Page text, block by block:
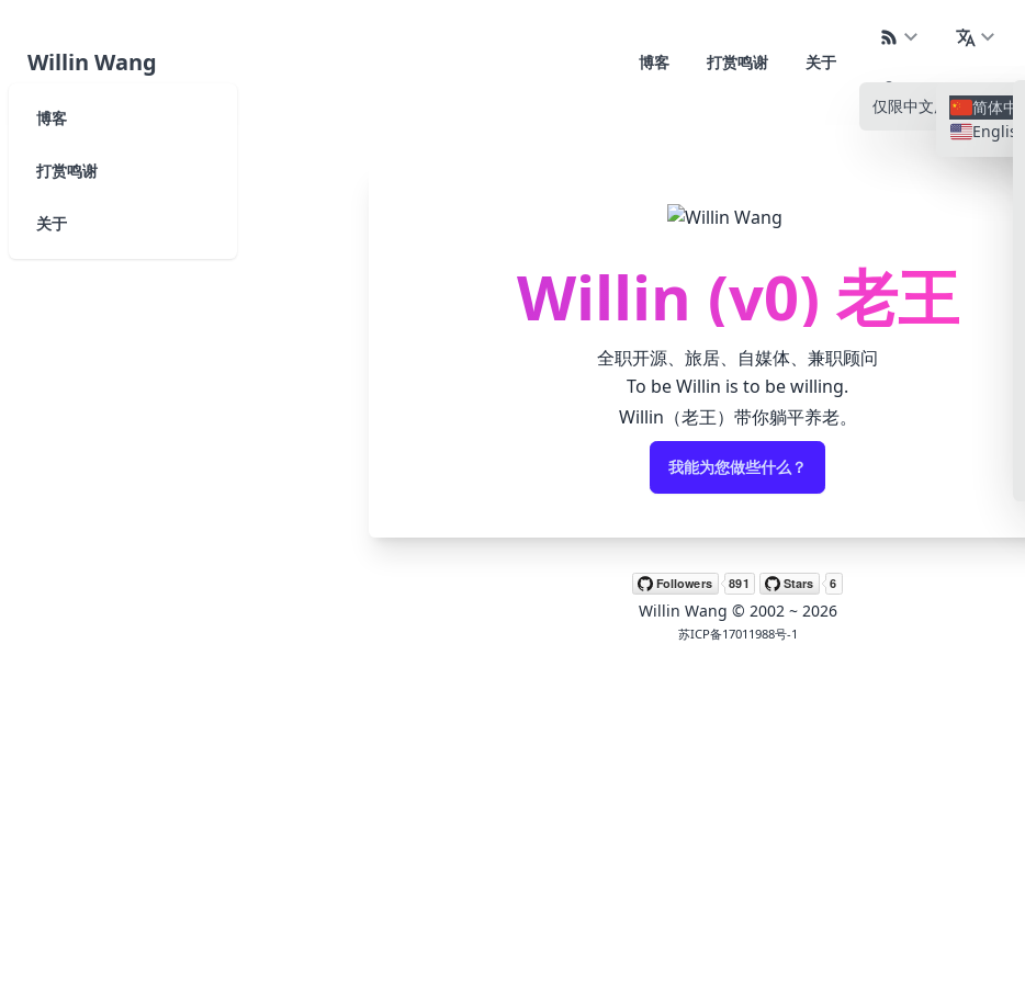
博客
打赏鸣谢
关于
Willin Wang 博客 打赏鸣谢 关于
仅限中文所有语种简体中文
English
Willin (v0) 老王
全职开源、旅居、自媒体、兼职顾问
To be Willin is to be willing.
Willin（老王）带你躺平养老。
我能为您做些什么？
Willin Wang © 2002 ~ 2026
苏ICP备17011988号-1